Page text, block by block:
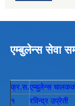
एम्बुलेन्स सेवा
क्र.स.एम्बुलेन्स
१
रविन्द्र उप्रेती